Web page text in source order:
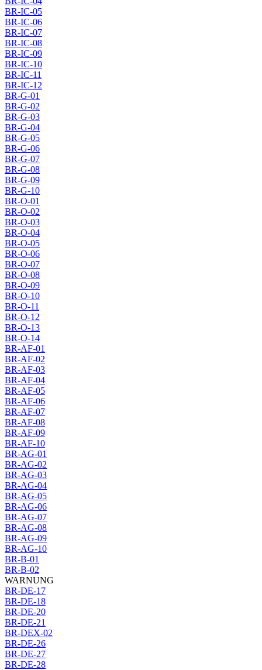
BR-IC-05
BR-IC-06
BR-IC-07
BR-IC-08
BR-IC-09
BR-IC-10
BR-IC-11
BR-IC-12
BR-G-01
BR-G-02
BR-G-03
BR-G-04
BR-G-05
BR-G-06
BR-G-07
BR-G-08
BR-G-09
BR-G-10
BR-O-01
BR-O-02
BR-O-03
BR-O-04
BR-O-05
BR-O-06
BR-O-07
BR-O-08
BR-O-09
BR-O-10
BR-O-11
BR-O-12
BR-O-13
BR-O-14
BR-AF-01
BR-AF-02
BR-AF-03
BR-AF-04
BR-AF-05
BR-AF-06
BR-AF-07
BR-AF-08
BR-AF-09
BR-AF-10
BR-AG-01
BR-AG-02
BR-AG-03
BR-AG-04
BR-AG-05
BR-AG-06
BR-AG-07
BR-AG-08
BR-AG-09
BR-AG-10
BR-B-01
BR-B-02
WARNUNG
BR-DE-17
BR-DE-18
BR-DE-20
BR-DE-21
BR-DEX-02
BR-DE-26
BR-DE-27
BR-DE-28